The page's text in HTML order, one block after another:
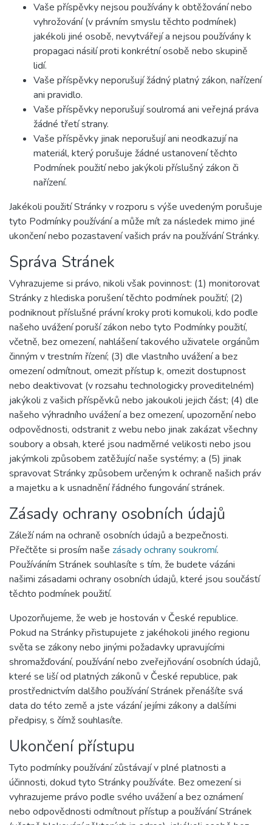
Vaše příspěvky nejsou používány k obtěžování nebo
vyhrožování (v právním smyslu těchto podmínek)
jakékoli jiné osobě, nevytvářejí a nejsou používány k
propagaci násilí proti konkrétní osobě nebo skupině
lidí.
Vaše příspěvky neporušují žádný platný zákon, nařízení
ani pravidlo.
Vaše příspěvky neporušují soulromá ani veřejná práva
žádné třetí strany.
Vaše příspěvky jinak neporušují ani neodkazují na
materiál, který porušuje žádné ustanovení těchto
Podmínek použití nebo jakýkoli příslušný zákon či
nařízení.
Jakékoli použití Stránky v rozporu s výše uvedeným porušuje
tyto Podmínky používání a může mít za následek mimo jiné
ukončení nebo pozastavení vašich práv na používání Stránky.
Správa Stránek
Vyhrazujeme si právo, nikoli však povinnost: (1) monitorovat
Stránky z hlediska porušení těchto podmínek použití; (2)
podniknout příslušné právní kroky proti komukoli, kdo podle
našeho uvážení poruší zákon nebo tyto Podmínky použití,
včetně, bez omezení, nahlášení takového uživatele orgánům
činným v trestním řízení; (3) dle vlastního uvážení a bez
omezení odmítnout, omezit přístup k, omezit dostupnost
nebo deaktivovat (v rozsahu technologicky proveditelném)
jakýkoli z vašich příspěvků nebo jakoukoli jejich část; (4) dle
našeho výhradního uvážení a bez omezení, upozornění nebo
odpovědnosti, odstranit z webu nebo jinak zakázat všechny
soubory a obsah, které jsou nadměrné velikosti nebo jsou
jakýmkoli způsobem zatěžující naše systémy; a (5) jinak
spravovat Stránky způsobem určeným k ochraně našich práv
a majetku a k usnadnění řádného fungování stránek.
Zásady ochrany osobních údajů
Záleží nám na ochraně osobních údajů a bezpečnosti.
Přečtěte si prosím naše zásady ochrany soukromí.
Používáním Stránek souhlasíte s tím, že budete vázáni
našimi zásadami ochrany osobních údajů, které jsou součástí
těchto podmínek použití.
Upozorňujeme, že web je hostován v České republice.
Pokud na Stránky přistupujete z jakéhokoli jiného regionu
světa se zákony nebo jinými požadavky upravujícími
shromažďování, používání nebo zveřejňování osobních údajů,
které se liší od platných zákonů v České republice, pak
prostřednictvím dalšího používání Stránek přenášíte svá
data do této země a jste vázání jejími zákony a dalšími
předpisy, s čímž souhlasíte.
Ukončení přístupu
Tyto podmínky používání zůstávají v plné platnosti a
účinnosti, dokud tyto Stránky používáte. Bez omezení si
vyhrazujeme právo podle svého uvážení a bez oznámení
nebo odpovědnosti odmítnout přístup a používání Stránek